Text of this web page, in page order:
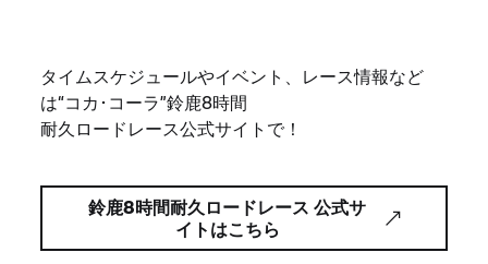
タイムスケジュールやイベント、レース情報など
は“コカ･コーラ”鈴鹿8時間
耐久ロードレース公式サイトで！
鈴鹿8時間耐久ロードレース 公式サ
イトはこちら